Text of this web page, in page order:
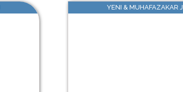
YENI & MUHAFAZAKAR